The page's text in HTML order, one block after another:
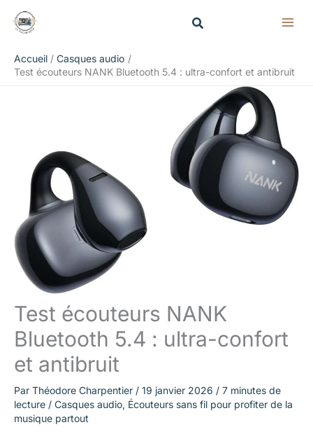
Accueil
Casques audio
Test écouteurs NANK Bluetooth 5.4 : ultra-confort et antibruit
Test écouteurs NANK
Bluetooth 5.4 : ultra-confort
et antibruit
Par Théodore Charpentier / 19 janvier 2026 / 7 minutes de
lecture / Casques audio, Écouteurs sans fil pour profiter de la
musique partout
Rechercher